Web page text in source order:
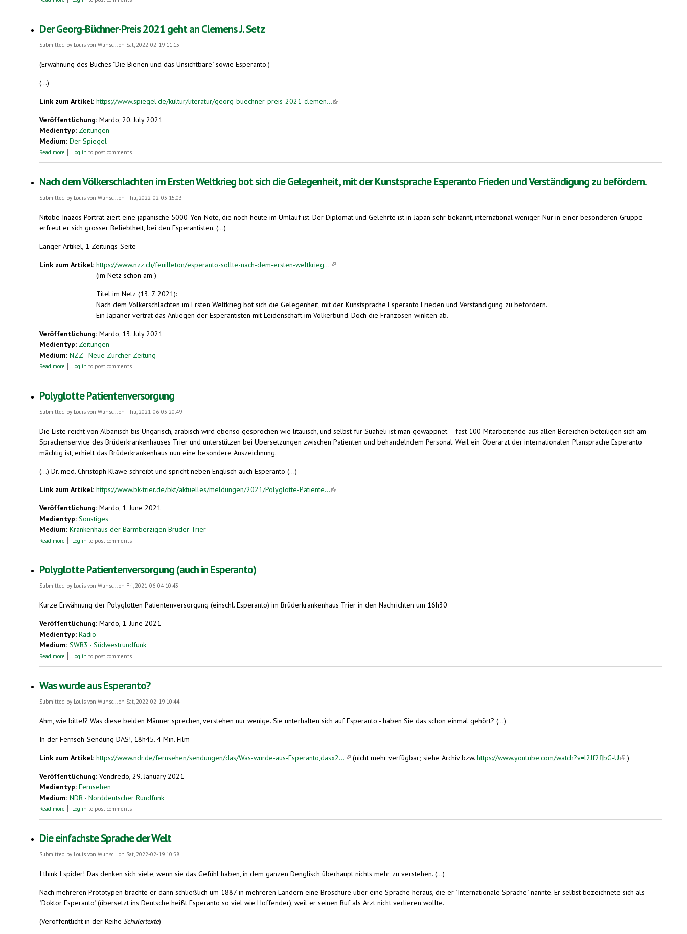
Der Georg-Büchner-Preis 2021 geht an Clemens J. Setz
Submitted by Louis von Wunsc...on Sat, 2022-02-19 11:15
(Erwähnung des Buches "Die Bienen und das Unsichtbare" sowie Esperanto.)
(...)
Link zum Artikel: https://www.spiegel.de/kultur/literatur/georg-buechner-preis-2021-clemen...(link is external)
Veröffentlichung: Mardo, 20. July 2021
Medientyp: Zeitungen
Medium: Der Spiegel
Read more about Der Georg-Büchner-Preis 2021 geht an Clemens J. Setz
Log in to post comments
Nach dem Völkerschlachten im Ersten Weltkrieg bot sich die Gelegenheit, mit der Kunstsprache Esperanto Frieden und Verständigung zu befördern.
Submitted by Louis von Wunsc... on Thu, 2022-02-03 15:03
Nitobe Inazos Porträt ziert eine japanische 5000-Yen-Note, die noch heute im Umlauf ist. Der Diplomat und Gelehrte ist in Japan sehr bekannt, international weniger. Nur in einer besonderen Gruppe
erfreut er sich grosser Beliebtheit, bei den Esperantisten. (...)
Langer Artikel, 1 Zeitungs-Seite
Link zum Artikel: https://www.nzz.ch/feuilleton/esperanto-sollte-nach-dem-ersten-weltkrieg...(link is external)
(im Netz schon am )
Titel im Netz (13. 7. 2021):
Nach dem Völkerschlachten im Ersten Weltkrieg bot sich die Gelegenheit, mit der Kunstsprache Esperanto Frieden und Verständigung zu befördern.
Ein Japaner vertrat das Anliegen der Esperantisten mit Leidenschaft im Völkerbund. Doch die Franzosen winkten ab.
Veröffentlichung: Mardo, 13. July 2021
Medientyp: Zeitungen
Medium: NZZ - Neue Zürcher Zeitung
Read more about Nach dem Völkerschlachten im Ersten Weltkrieg bot sich die Gelegenheit, mit der Kunstsprache Esperanto Frieden und Verständigung zu befördern.
Log in to post comments
Polyglotte Patientenversorgung
Submitted by Louis von Wunsc... on Thu, 2021-06-03 20:49
Die Liste reicht von Albanisch bis Ungarisch, arabisch wird ebenso gesprochen wie litauisch, und selbst für Suaheli ist man gewappnet – fast 100 Mitarbeitende aus allen Bereichen beteiligen sich am
Sprachenservice des Brüderkrankenhauses Trier und unterstützen bei Übersetzungen zwischen Patienten und behandelndem Personal. Weil ein Oberarzt der internationalen Plansprache Esperanto
mächtig ist, erhielt das Brüderkrankenhaus nun eine besondere Auszeichnung.
(...) Dr. med. Christoph Klawe schreibt und spricht neben Englisch auch Esperanto (...)
Link zum Artikel: https://www.bk-trier.de/bkt/aktuelles/meldungen/2021/Polyglotte-Patiente...(link is external)
Veröffentlichung: Mardo, 1. June 2021
Medientyp: Sonstiges
Medium: Krankenhaus der Barmberzigen Brüder Trier
Read more about Polyglotte Patientenversorgung
Log in to post comments
Polyglotte Patientenversorgung (auch in Esperanto)
Submitted by Louis von Wunsc...on Fri, 2021-06-04 10:43
Kurze Erwähnung der Polyglotten Patientenversorgung (einschl. Esperanto) im Brüderkrankenhaus Trier in den Nachrichten um 16h30
Veröffentlichung: Mardo, 1. June 2021
Medientyp: Radio
Medium: SWR3 - Südwestrundfunk
Read more about Polyglotte Patientenversorgung (auch in Esperanto)
Log in to post comments
Was wurde aus Esperanto?
Submitted by Louis von Wunsc...on Sat, 2022-02-19 10:44
Ähm, wie bitte!? Was diese beiden Männer sprechen, verstehen nur wenige. Sie unterhalten sich auf Esperanto - haben Sie das schon einmal gehört? (...)
In der Fernseh-Sendung DAS!, 18h45. 4 Min. Film
Link zum Artikel: https://www.ndr.de/fernsehen/sendungen/das/Was-wurde-aus-Esperanto,dasx2...(link is external)
(nicht mehr verfügbar; siehe Archiv bzw. https://www.youtube.com/watch?v=l2Jf2flbG-U(link is external)
)
Veröffentlichung: Vendredo, 29. January 2021
Medientyp: Fernsehen
Medium: NDR - Norddeutscher Rundfunk
Read more about Was wurde aus Esperanto?
Log in to post comments
Die einfachste Sprache der Welt
Submitted by Louis von Wunsc...on Sat, 2022-02-19 10:58
I think I spider! Das denken sich viele, wenn sie das Gefühl haben, in dem ganzen Denglisch überhaupt nichts mehr zu verstehen. (...)
Nach mehreren Prototypen brachte er dann schließlich um 1887 in mehreren Ländern eine Broschüre über eine Sprache heraus, die er "Internationale Sprache" nannte. Er selbst bezeichnete sich als
"Doktor Esperanto" (übersetzt ins Deutsche heißt Esperanto so viel wie Hoffender), weil er seinen Ruf als Arzt nicht verlieren wollte.
(Veröffentlicht in der Reihe Schülertexte)